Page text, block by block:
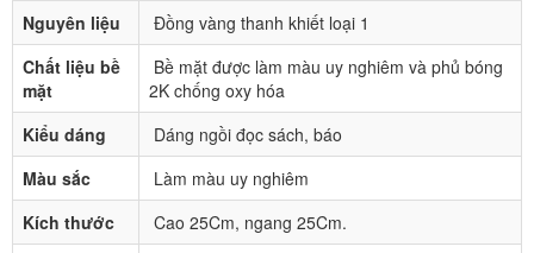
Nguyên liệu
Đồng vàng thanh khiết loại 1
Chất liệu bề
mặt
Bề mặt được làm màu uy nghiêm và phủ bóng
2K chống oxy hóa
Kiểu dáng
Dáng ngồi đọc sách, báo
Màu sắc
Làm màu uy nghiêm
Kích thước
Cao 25Cm, ngang 25Cm.